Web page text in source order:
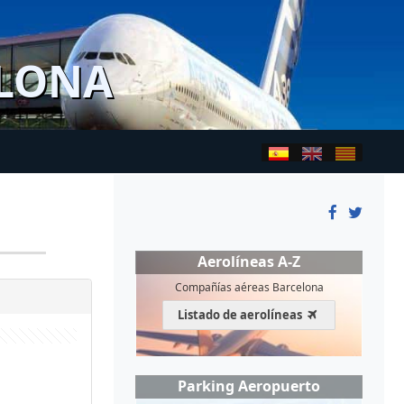
Aerolíneas A-Z
Compañías aéreas Barcelona
Listado de aerolíneas
Parking Aeropuerto